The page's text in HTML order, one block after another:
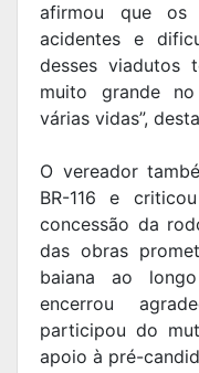
afirmou que os
acidentes e
desses viadutos
muito grande
várias vidas”,
O vereador
BR-116 e
concessão da
das obras
baiana ao
encerrou
participou do
apoio à pré-